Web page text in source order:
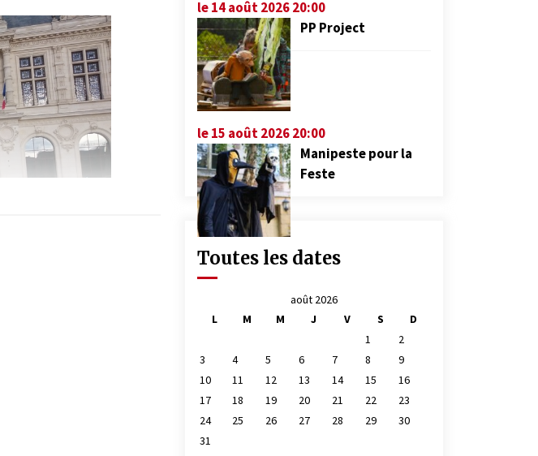
le 14 août 2026 20:00
PP Project
le 15 août 2026 20:00
Manipeste pour la
Feste
Toutes les dates
août 2026
L
M M J V S
D
1
2
3
4 5 6 7 8
9
10
11 12 13 14 15
16
17
18 19 20 21 22
23
24
25 26 27 28 29
30
31